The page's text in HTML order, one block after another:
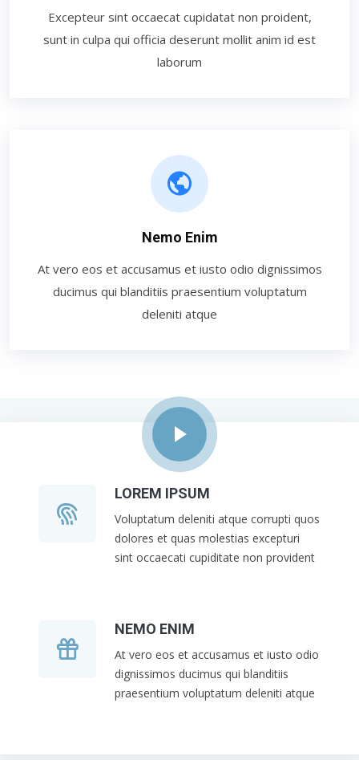
Excepteur sint occaecat cupidatat non proident,
sunt in culpa qui officia deserunt mollit anim id est
laborum
Nemo Enim
At vero eos et accusamus et iusto odio dignissimos
ducimus qui blanditiis praesentium voluptatum
deleniti atque
LOREM IPSUM
Voluptatum deleniti atque corrupti quos
dolores et quas molestias excepturi
sint occaecati cupiditate non provident
NEMO ENIM
At vero eos et accusamus et iusto odio
dignissimos ducimus qui blanditiis
praesentium voluptatum deleniti atque